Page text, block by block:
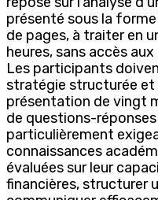
présenté sous la forme
de pages, à traiter en
heures, sans accès
Les participants
stratégie structurée et
présentation de vingt
de questions-
particulièrement
connaissances
évaluées sur leur
financières, structurer